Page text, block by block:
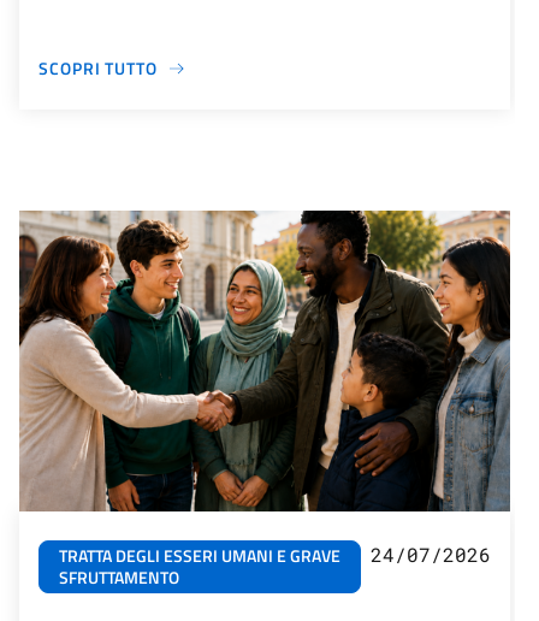
SCOPRI TUTTO
TRATTA DEGLI ESSERI UMANI E GRAVE
SFRUTTAMENTO
24/07/2026